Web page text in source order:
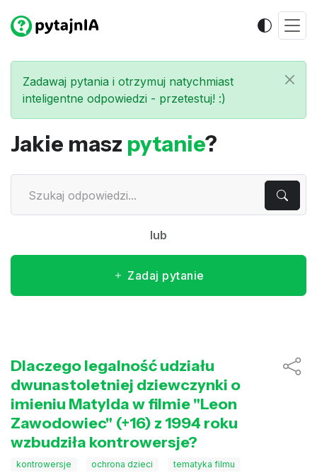
Zadawaj pytania i otrzymuj natychmiast
inteligentne odpowiedzi - przetestuj! :)
Jakie masz pytanie?
lub
Zadaj pytanie
Dlaczego legalność udziału
dwunastoletniej dziewczynki o
imieniu Matylda w filmie "Leon
Zawodowiec" (+16) z 1994 roku
wzbudziła kontrowersje?
kontrowersje ochrona dzieci tematyka filmu